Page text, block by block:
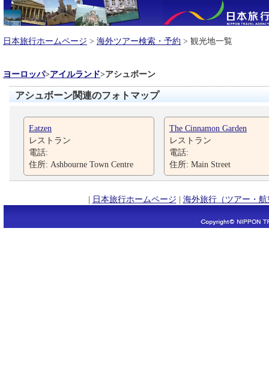
日本旅行ホームページ > 海外ツアー検索・予約 > 観光地一覧
ヨーロッパ>アイルランド>アシュボーン
アシュボーン関連のフォトマップ
Eatzen
レストラン
電話:
住所: Ashbourne Town Centre
The Cinnamon Garden
レストラン
電話:
住所: Main Street
| 日本旅行ホームページ | 海外旅行（ツアー・航